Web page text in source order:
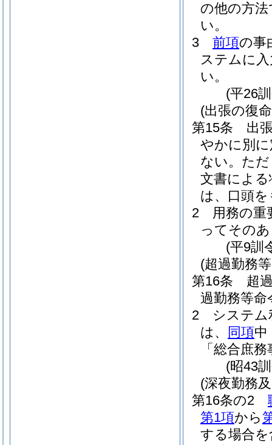
の他の方
い。
3
前項の事
ステムに
い。
(平26
(出張の復
第15条
出
やかに別
ない。 た
文書によ
は、口頭
2
用務の重
ってその
(平9訓
(超過勤務
第16条
超
過勤務等
2
システム
は、
同項中
「総合庶
(昭43
(深夜勤務
第16条の2
第1項から
する場合